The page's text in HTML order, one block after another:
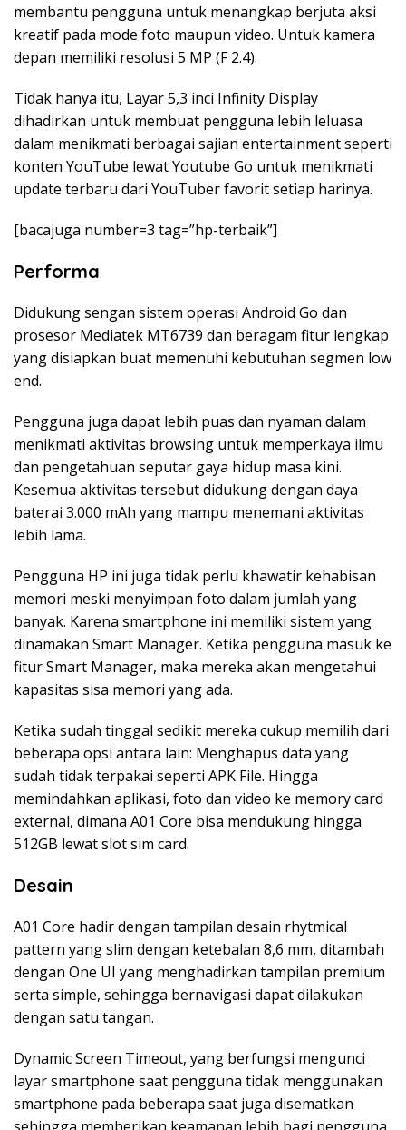
membantu pengguna untuk menangkap berjuta aksi
kreatif pada mode foto maupun video. Untuk kamera
depan memiliki resolusi 5 MP (F 2.4).
Tidak hanya itu, Layar 5,3 inci Infinity Display
dihadirkan untuk membuat pengguna lebih leluasa
dalam menikmati berbagai sajian entertainment seperti
konten YouTube lewat Youtube Go untuk menikmati
update terbaru dari YouTuber favorit setiap harinya.
[bacajuga number=3 tag=”hp-terbaik”]
Performa
Didukung sengan sistem operasi Android Go dan
prosesor Mediatek MT6739 dan beragam fitur lengkap
yang disiapkan buat memenuhi kebutuhan segmen low
end.
Pengguna juga dapat lebih puas dan nyaman dalam
menikmati aktivitas browsing untuk memperkaya ilmu
dan pengetahuan seputar gaya hidup masa kini.
Kesemua aktivitas tersebut didukung dengan daya
baterai 3.000 mAh yang mampu menemani aktivitas
lebih lama.
Pengguna HP ini juga tidak perlu khawatir kehabisan
memori meski menyimpan foto dalam jumlah yang
banyak. Karena smartphone ini memiliki sistem yang
dinamakan Smart Manager. Ketika pengguna masuk ke
fitur Smart Manager, maka mereka akan mengetahui
kapasitas sisa memori yang ada.
Ketika sudah tinggal sedikit mereka cukup memilih dari
beberapa opsi antara lain: Menghapus data yang
sudah tidak terpakai seperti APK File. Hingga
memindahkan aplikasi, foto dan video ke memory card
external, dimana A01 Core bisa mendukung hingga
512GB lewat slot sim card.
Desain
A01 Core hadir dengan tampilan desain rhytmical
pattern yang slim dengan ketebalan 8,6 mm, ditambah
dengan One UI yang menghadirkan tampilan premium
serta simple, sehingga bernavigasi dapat dilakukan
dengan satu tangan.
Dynamic Screen Timeout, yang berfungsi mengunci
layar smartphone saat pengguna tidak menggunakan
smartphone pada beberapa saat juga disematkan